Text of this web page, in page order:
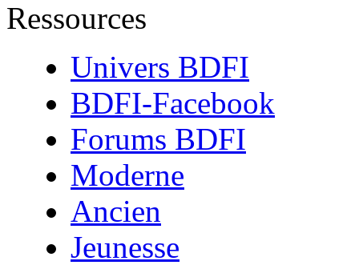
Ressources
Univers BDFI
BDFI-Facebook
Forums BDFI
Moderne
Ancien
Jeunesse